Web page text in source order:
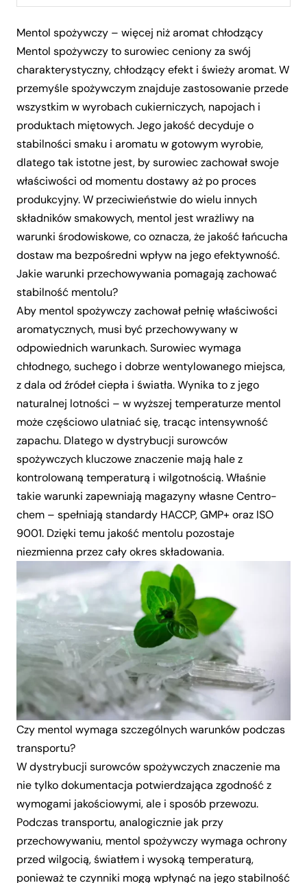
Mentol spożywczy – więcej niż aromat chłodzący
Mentol spożywczy to surowiec ceniony za swój
charakterystyczny, chłodzący efekt i świeży aromat. W
przemyśle spożywczym znajduje zastosowanie przede
wszystkim w wyrobach cukierniczych, napojach i
produktach miętowych. Jego jakość decyduje o
stabilności smaku i aromatu w gotowym wyrobie,
dlatego tak istotne jest, by surowiec zachował swoje
właściwości od momentu dostawy aż po proces
produkcyjny. W przeciwieństwie do wielu innych
składników smakowych, mentol jest wrażliwy na
warunki środowiskowe, co oznacza, że jakość łańcucha
dostaw ma bezpośredni wpływ na jego efektywność.
Jakie warunki przechowywania pomagają zachować
stabilność mentolu?
Aby mentol spożywczy zachował pełnię właściwości
aromatycznych, musi być przechowywany w
odpowiednich warunkach. Surowiec wymaga
chłodnego, suchego i dobrze wentylowanego miejsca,
z dala od źródeł ciepła i światła. Wynika to z jego
naturalnej lotności – w wyższej temperaturze mentol
może częściowo ulatniać się, tracąc intensywność
zapachu. Dlatego w dystrybucji surowców
spożywczych kluczowe znaczenie mają hale z
kontrolowaną temperaturą i wilgotnością. Właśnie
takie warunki zapewniają magazyny własne Centro-
chem – spełniają standardy HACCP, GMP+ oraz ISO
9001. Dzięki temu jakość mentolu pozostaje
niezmienna przez cały okres składowania.
Czy mentol wymaga szczególnych warunków podczas
transportu?
W dystrybucji surowców spożywczych znaczenie ma
nie tylko dokumentacja potwierdzająca zgodność z
wymogami jakościowymi, ale i sposób przewozu.
Podczas transportu, analogicznie jak przy
przechowywaniu, mentol spożywczy wymaga ochrony
przed wilgocią, światłem i wysoką temperaturą,
ponieważ te czynniki mogą wpłynąć na jego stabilność